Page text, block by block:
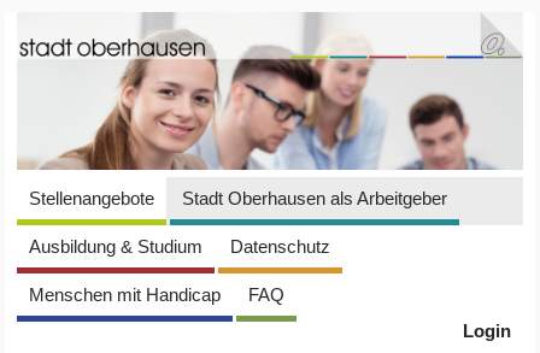
Stellenangebote Stadt Oberhausen als Arbeitgeber
Ausbildung & Studium Datenschutz
Menschen mit Handicap
FAQ
Login